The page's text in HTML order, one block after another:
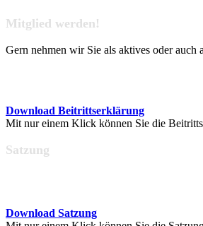
Mitglied werden!
Gern nehmen wir Sie als aktives oder
Download Beitrittserklärung
Mit nur einem Klick können Sie die
Satzung
Download Satzung